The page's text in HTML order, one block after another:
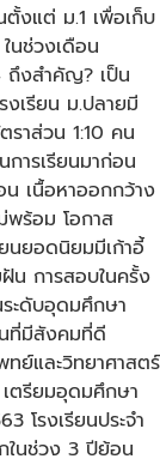
ตั้งแต่ ม.1 เพื่อเก็บ
นช่วงเดือน
ถึงสำคัญ? เป็น
งเรียน ม.ปลายมี
ราส่วน 1:10 คน
การเรียนมาก่อน
น เนื้อหาออกกว้าง
พร้อม โอกาส
ยนยอดนิยมมีเก้าอี้
น การสอบในครั้ง
ะดับอุดมศึกษา
ที่มีสังคมที่ดี
ทย์และวิทยาศาสตร์
ตรียมอุดมศึกษา
โรงเรียนประจำ
ในช่วง 3 ปีย้อน